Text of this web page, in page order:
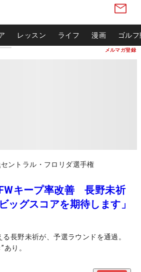
メルマガ登録
レッスン ライフ 漫画 ゴル
セントラル・フロリダ選手権
キープ率改善 長野未祈
ッグスコアを期待します」
長野未祈が、予選ラウンドを通過。
あり。